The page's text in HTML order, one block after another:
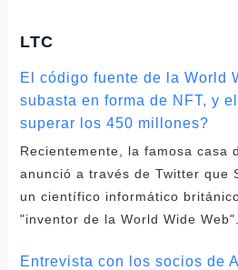
LTC
El código fuente de la World
subasta en forma de NFT, y
superar los 450 millones?
Recientemente, la famosa casa
anunció a través de Twitter que
un científico informático
"inventor de la World Wide Web".
Entrevista con los socios de